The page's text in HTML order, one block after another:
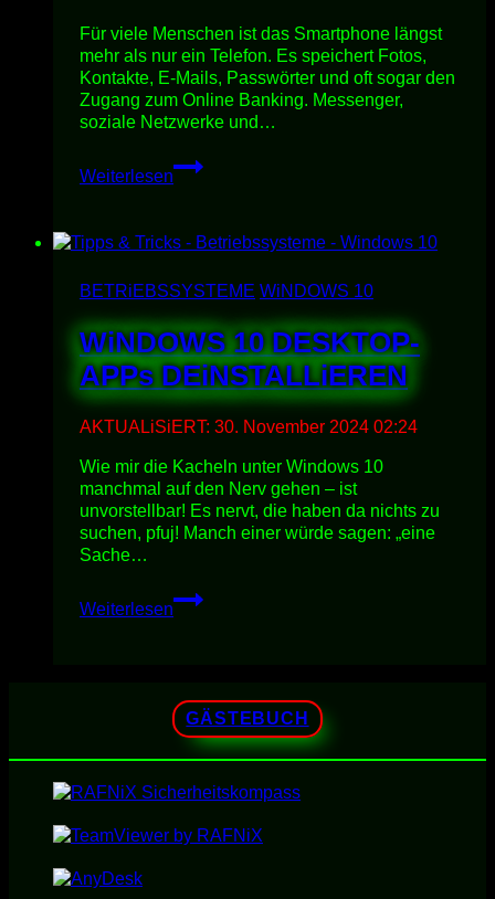
Für viele Menschen ist das Smartphone längst
mehr als nur ein Telefon. Es speichert Fotos,
Kontakte, E-Mails, Passwörter und oft sogar den
Zugang zum Online Banking. Messenger,
soziale Netzwerke und…
Weiterlesen
SMARTPHONES
&
DEiN
COMPUTER
PASST
iN
DiE
HOSENTASCHE
BETRiEBSSYSTEME WiNDOWS 10
WiNDOWS 10 DESKTOP-
APPs DEiNSTALLiEREN
AKTUALiSiERT: 30. November 2024 02:24
Wie mir die Kacheln unter Windows 10
manchmal auf den Nerv gehen – ist
unvorstellbar! Es nervt, die haben da nichts zu
suchen, pfuj! Manch einer würde sagen: „eine
Sache…
Weiterlesen
WiNDOWS
10
GÄSTEBUCH